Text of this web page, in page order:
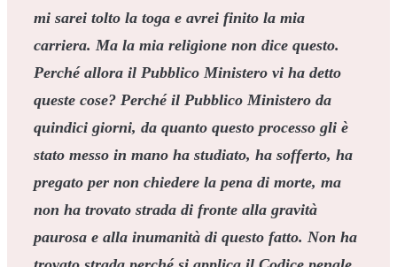
mi sarei tolto la toga e avrei finito la mia
carriera. Ma la mia religione non dice questo.
Perché allora il Pubblico Ministero vi ha detto
queste cose? Perché il Pubblico Ministero da
quindici giorni, da quanto questo processo gli è
stato messo in mano ha studiato, ha sofferto, ha
pregato per non chiedere la pena di morte, ma
non ha trovato strada di fronte alla gravità
paurosa e alla inumanità di questo fatto. Non ha